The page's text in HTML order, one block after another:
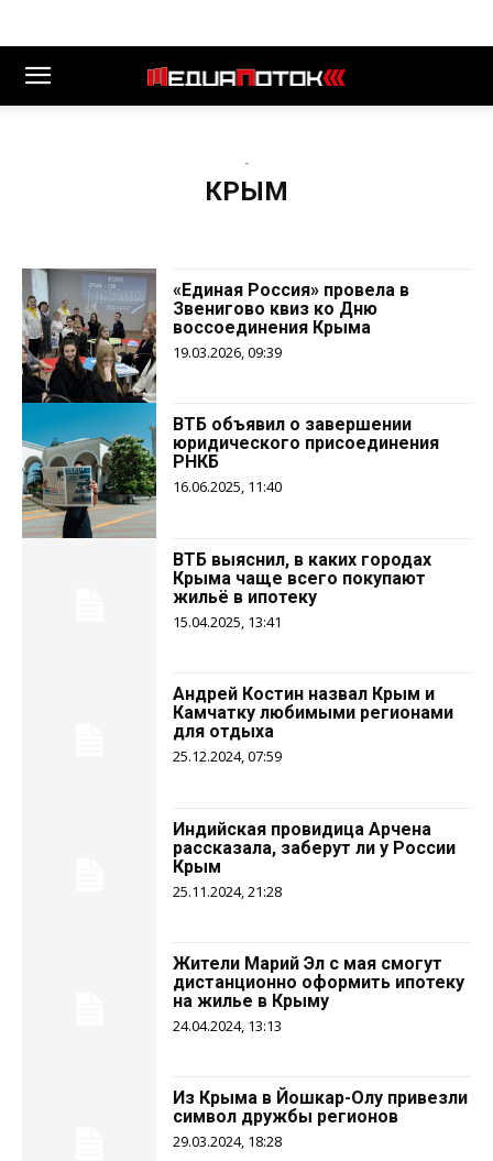
-
КРЫМ
«Единая Россия» провела в
Звенигово квиз ко Дню
воссоединения Крыма
19.03.2026, 09:39
ВТБ объявил о завершении
юридического присоединения
РНКБ
16.06.2025, 11:40
ВТБ выяснил, в каких городах
Крыма чаще всего покупают
жильё в ипотеку
15.04.2025, 13:41
Андрей Костин назвал Крым и
Камчатку любимыми регионами
для отдыха
25.12.2024, 07:59
Индийская провидица Арчена
рассказала, заберут ли у России
Крым
25.11.2024, 21:28
Жители Марий Эл с мая смогут
дистанционно оформить ипотеку
на жилье в Крыму
24.04.2024, 13:13
Из Крыма в Йошкар-Олу привезли
символ дружбы регионов
29.03.2024, 18:28